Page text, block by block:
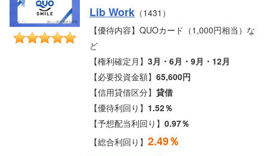
Lib Work （1431）
【優待内容】QUOカード（1,000円相当）な
ど
【権利確定月】3月・6月・9月・12月
【必要投資金額】65,600円
【信用貸借区分】貸借
【優待利回り】 1.52％
【予想配当利回り】0.97％
【総合利回り】2.49％